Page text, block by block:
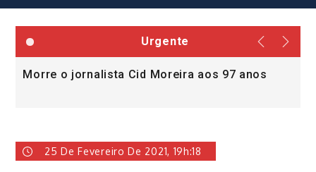
Urgente
Morre o jornalista Cid Moreira aos 97 anos
25 De Fevereiro De 2021, 19h:18